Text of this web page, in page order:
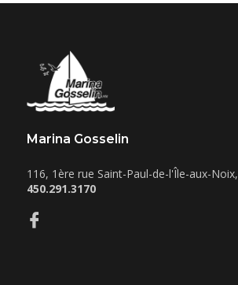
Marina Gosselin
116, 1ère rue Saint-Paul-de-l'Île-aux-Noix,
450.291.3170